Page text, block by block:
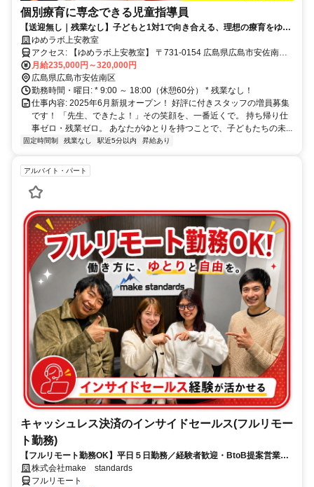
個別療育に専念できる児童指導員
【送迎無し｜残業なし】子どもと1対1で向き合える、理想の療育をゆめ
ラボで
ゆめラボ上安教室
アクセス: 【ゆめラボ上安教室】 〒731-0154 広島県広島市安佐南区
上安2-25-20 龍本ビル104 【アクセス】 アストラムライン「上安駅」
から徒歩3分
月給235,000円～320,000円
広島県広島市安佐南区
勤務時間・曜日: * 9:00 ～ 18:00（休憩60分） * 残業なし！
仕事内容: 2025年6月新規オープン！ 好評に付きスタッフの増員募集
です！ 「先生、できたよ！」その笑顔を、一番近くで。 持ち帰り仕
事ゼロ・残業ゼロ。 あなたがゆとりを持つことで、子どもたちの未...
固定時間制 残業なし 駅近5分以内 昇給あり
アルバイト・パート
キャッシュレス決済のインサイドセールス(フルリモー
ト勤務)
【フルリモート勤務OK】平日５日勤務／経験者歓迎・BtoB提案営業で
スキルアップ
株式会社make standards
フルリモート